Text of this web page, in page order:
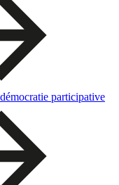
participative